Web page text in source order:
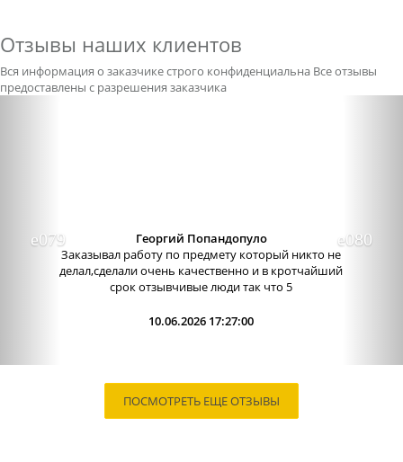
Отзывы наших клиентов
Вся информация о заказчике строго конфиденциальна Все отзывы
предоставлены с разрешения заказчика
Георгий Попандопуло
Заказывал работу по предмету который никто не
делал,сделали очень качественно и в кротчайший
срок отзывчивые люди так что 5
10.06.2026 17:27:00
ПОСМОТРЕТЬ ЕЩЕ ОТЗЫВЫ